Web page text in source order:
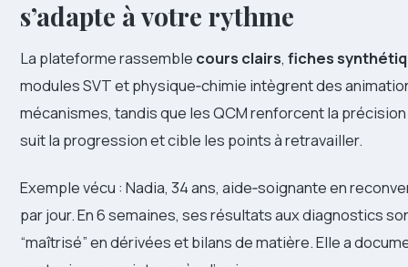
s’adapte à votre rythme
La plateforme rassemble cours clairs, fiches
modules SVT et physique‑chimie intègrent des
mécanismes, tandis que les QCM renforcent la
suit la progression et cible les points à retravailler.
Exemple vécu : Nadia, 34 ans, aide‑soignante en
par jour. En 6 semaines, ses résultats aux diagnostics
“maîtrisé” en dérivées et bilans de matière. Elle a